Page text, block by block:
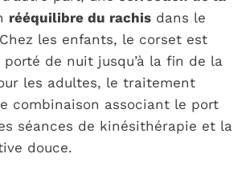
rééquilibre du rachisdans le
les enfants, le corset est
porté de nuit jusqu’à la fin de la
les adultes, le traitement
combinaison associant le port
séances de kinésithérapie et la
douce.